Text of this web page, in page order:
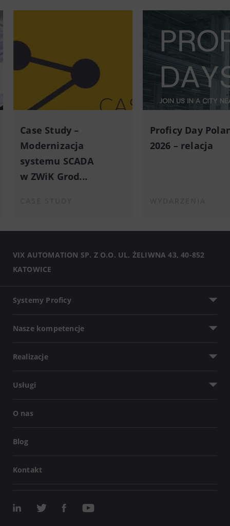
Case Study –
Modernizacja
systemu SCADA
w ZWiK Grod...
Proficy Day
2026 – relacja
VIX AUTOMATION SP. Z O.O. UL. ŻELIWNA 43, 40-852
KATOWICE
Systemy Proficy
Nasze kompetencje
Realizacje
Usługi
O nas
Blog
Kontakt